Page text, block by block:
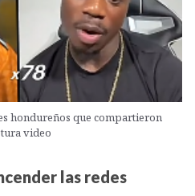
hondureños que compartieron
video
las redes